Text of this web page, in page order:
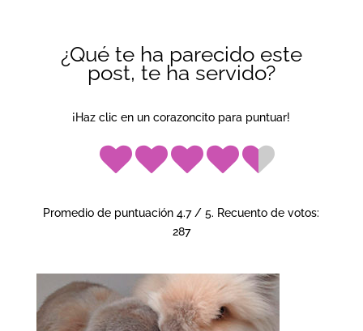
¿Qué te ha parecido este
post, te ha servido?
¡Haz clic en un corazoncito para puntuar!
Promedio de puntuación4.7/ 5. Recuento de votos:
287